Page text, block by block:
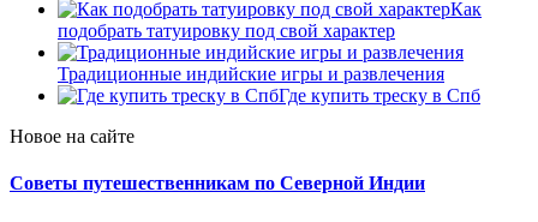
Как
подобрать татуировку под свой характер
Традиционные индийские игры и развлечения
Где купить треску в Спб
Новое на сайте
Советы путешественникам по Северной Индии